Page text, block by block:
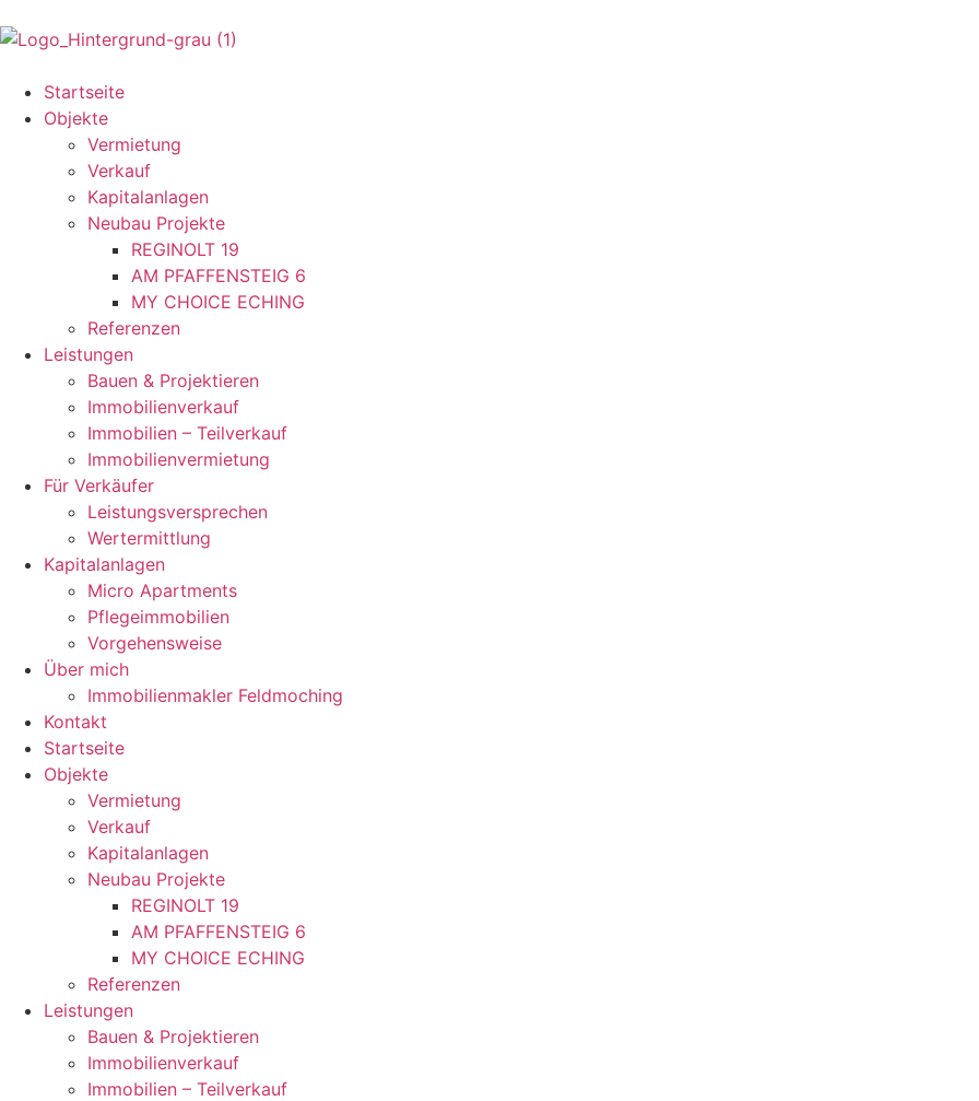
Startseite
Objekte
Vermietung
Verkauf
Kapitalanlagen
Neubau Projekte
REGINOLT 19
AM PFAFFENSTEIG 6
MY CHOICE ECHING
Referenzen
Leistungen
Bauen & Projektieren
Immobilienverkauf
Immobilien – Teilverkauf
Immobilienvermietung
Für Verkäufer
Leistungsversprechen
Wertermittlung
Kapitalanlagen
Micro Apartments
Pflegeimmobilien
Vorgehensweise
Über mich
Immobilienmakler Feldmoching
Kontakt
Startseite
Objekte
Vermietung
Verkauf
Kapitalanlagen
Neubau Projekte
REGINOLT 19
AM PFAFFENSTEIG 6
MY CHOICE ECHING
Referenzen
Leistungen
Bauen & Projektieren
Immobilienverkauf
Immobilien – Teilverkauf